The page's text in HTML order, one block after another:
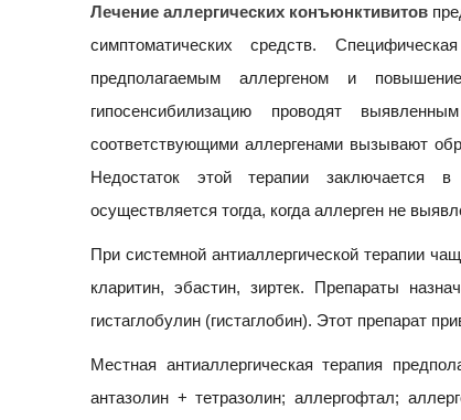
Лечение аллергических конъюнктивитов
симптоматических средств.
предполагаемым аллергеном и
гипосенсибилизацию проводят
соответствующими аллергенами вызывают
Недостаток этой терапии заключается
осуществляется тогда, когда аллерген не
При системной антиаллергической терапии
кларитин, эбастин, зиртек. Препараты
гистаглобулин (гистаглобин). Этот препарат
Местная антиаллергическая терапия
антазолин + тетразолин; аллергофтал;